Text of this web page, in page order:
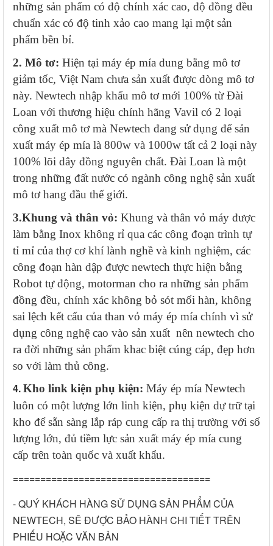
những sản phẩm có độ chính xác cao, độ đồng đều
chuẩn xác có độ tinh xảo cao mang lại một sản
phẩm bền bỉ.
2. Mô tơ: Hiện tại máy ép mía dung bằng mô tơ
giảm tốc, Việt Nam chưa sản xuất được dòng mô tơ
này. Newtech nhập khẩu mô tơ mới 100% từ Đài
Loan với thương hiệu chính hãng Vavil có 2 loại
công xuất mô tơ mà Newtech đang sử dụng để sản
xuất máy ép mía là 800w và 1000w tất cả 2 loại này
100% lõi dây đồng nguyên chất. Đài Loan là một
trong những đất nước có ngành công nghệ sản xuất
mô tơ hang đầu thế giới.
3.Khung và thân vỏ: Khung và thân vỏ máy được
làm bằng Inox không rỉ qua các công đoạn trình tự
tỉ mỉ của thợ cơ khí lành nghề và kinh nghiệm, các
công đoạn hàn dập được newtech thực hiện bằng
Robot tự động, motorman cho ra những sản phẩm
đồng đều, chính xác không bỏ sót mối hàn, không
sai lệch kết cấu của than vỏ máy ép mía chính vì sử
dụng công nghệ cao vào sản xuất nên newtech cho
ra đời những sản phẩm khac biệt cúng cáp, đẹp hơn
so với làm thủ công.
4.Kho link kiện phụ kiện: Máy ép mía Newtech
luôn có một lượng lớn linh kiện, phụ kiện dự trữ tại
kho để sẵn sàng lắp ráp cung cấp ra thị trường với số
lượng lớn, đủ tiềm lực sản xuất máy ép mía cung
cấp trên toàn quốc và xuất khẩu.
====================================
- QUÝ KHÁCH HÀNG SỬ DỤNG SẢN PHẨM CỦA
NEWTECH, SẼ ĐƯỢC BẢO HÀNH CHI TIẾT TRÊN
PHIẾU HOẶC VĂN BẢN